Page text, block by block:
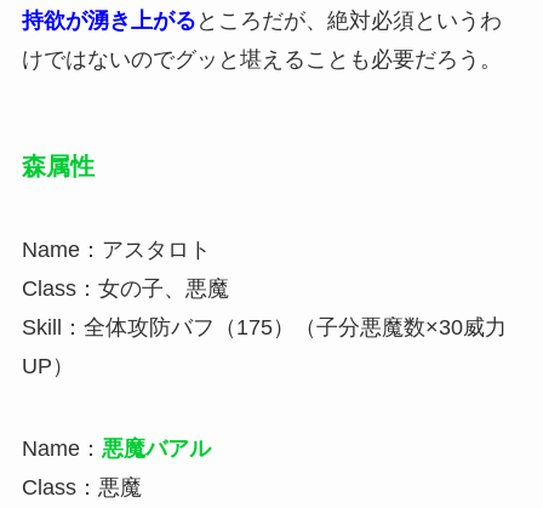
持欲が湧き上がる ところだが、絶対必須というわ
けではないのでグッと堪えることも必要だろう。
森属性
Name：アスタロト
Class：女の子、悪魔
Skill：全体攻防バフ（175）（子分悪魔数×30威力
UP）
Name： 悪魔バアル
Class：悪魔